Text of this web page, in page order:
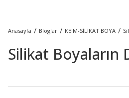
Anasayfa Bloglar KEIM-SİLİKAT BOYA
Silikat Boyaların